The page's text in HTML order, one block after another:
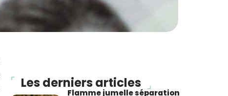
Les derniers articles
Flamme jumelle séparation